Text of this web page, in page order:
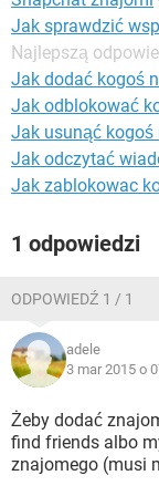
Jak sprawdzić
Najlepszą
Jak dodać kogoś
Jak odblokować
Jak usunąć kogoś
Jak odczytać
Jak zablokowac
1 odpowiedzi
ODPOWIEDŹ 1 / 1
adele
3 mar 2015 o
Żeby dodać
find friends albo
znajomego (musi